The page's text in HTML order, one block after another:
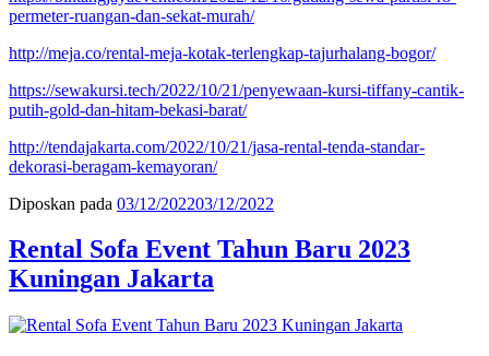
permeter-ruangan-dan-sekat-murah/
http://meja.co/rental-meja-kotak-terlengkap-tajurhalang-bogor/
https://sewakursi.tech/2022/10/21/penyewaan-kursi-tiffany-cantik-
putih-gold-dan-hitam-bekasi-barat/
http://tendajakarta.com/2022/10/21/jasa-rental-tenda-standar-
dekorasi-beragam-kemayoran/
Diposkan pada 03/12/202203/12/2022
Rental Sofa Event Tahun Baru 2023
Kuningan Jakarta